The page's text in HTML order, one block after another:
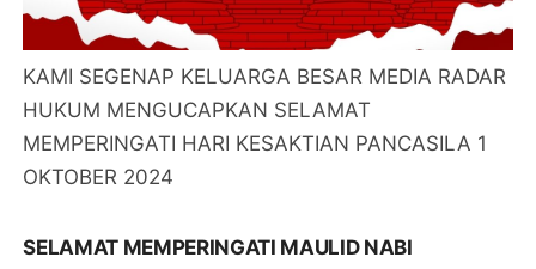
KAMI SEGENAP KELUARGA BESAR MEDIA RADAR
HUKUM MENGUCAPKAN SELAMAT
MEMPERINGATI HARI KESAKTIAN PANCASILA 1
OKTOBER 2024
SELAMAT MEMPERINGATI MAULID NABI